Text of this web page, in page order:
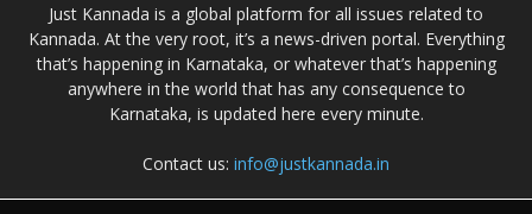
Just Kannada is a global platform for all issues related to
Kannada. At the very root, it’s a news-driven portal. Everything
that’s happening in Karnataka, or whatever that’s happening
anywhere in the world that has any consequence to
Karnataka, is updated here every minute.
Contact us: info@justkannada.in